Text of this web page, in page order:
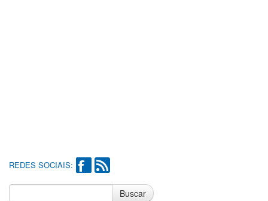
REDES SOCIAIS:
Buscar